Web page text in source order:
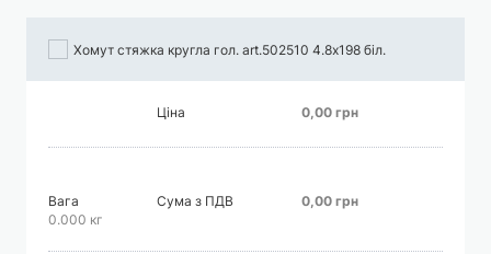
Хомут стяжка кругла гол. art.502510 4.8х198 біл.
Ціна 0,00 грн
Вага
0.000 кг
Сума з ПДВ 0,00 грн